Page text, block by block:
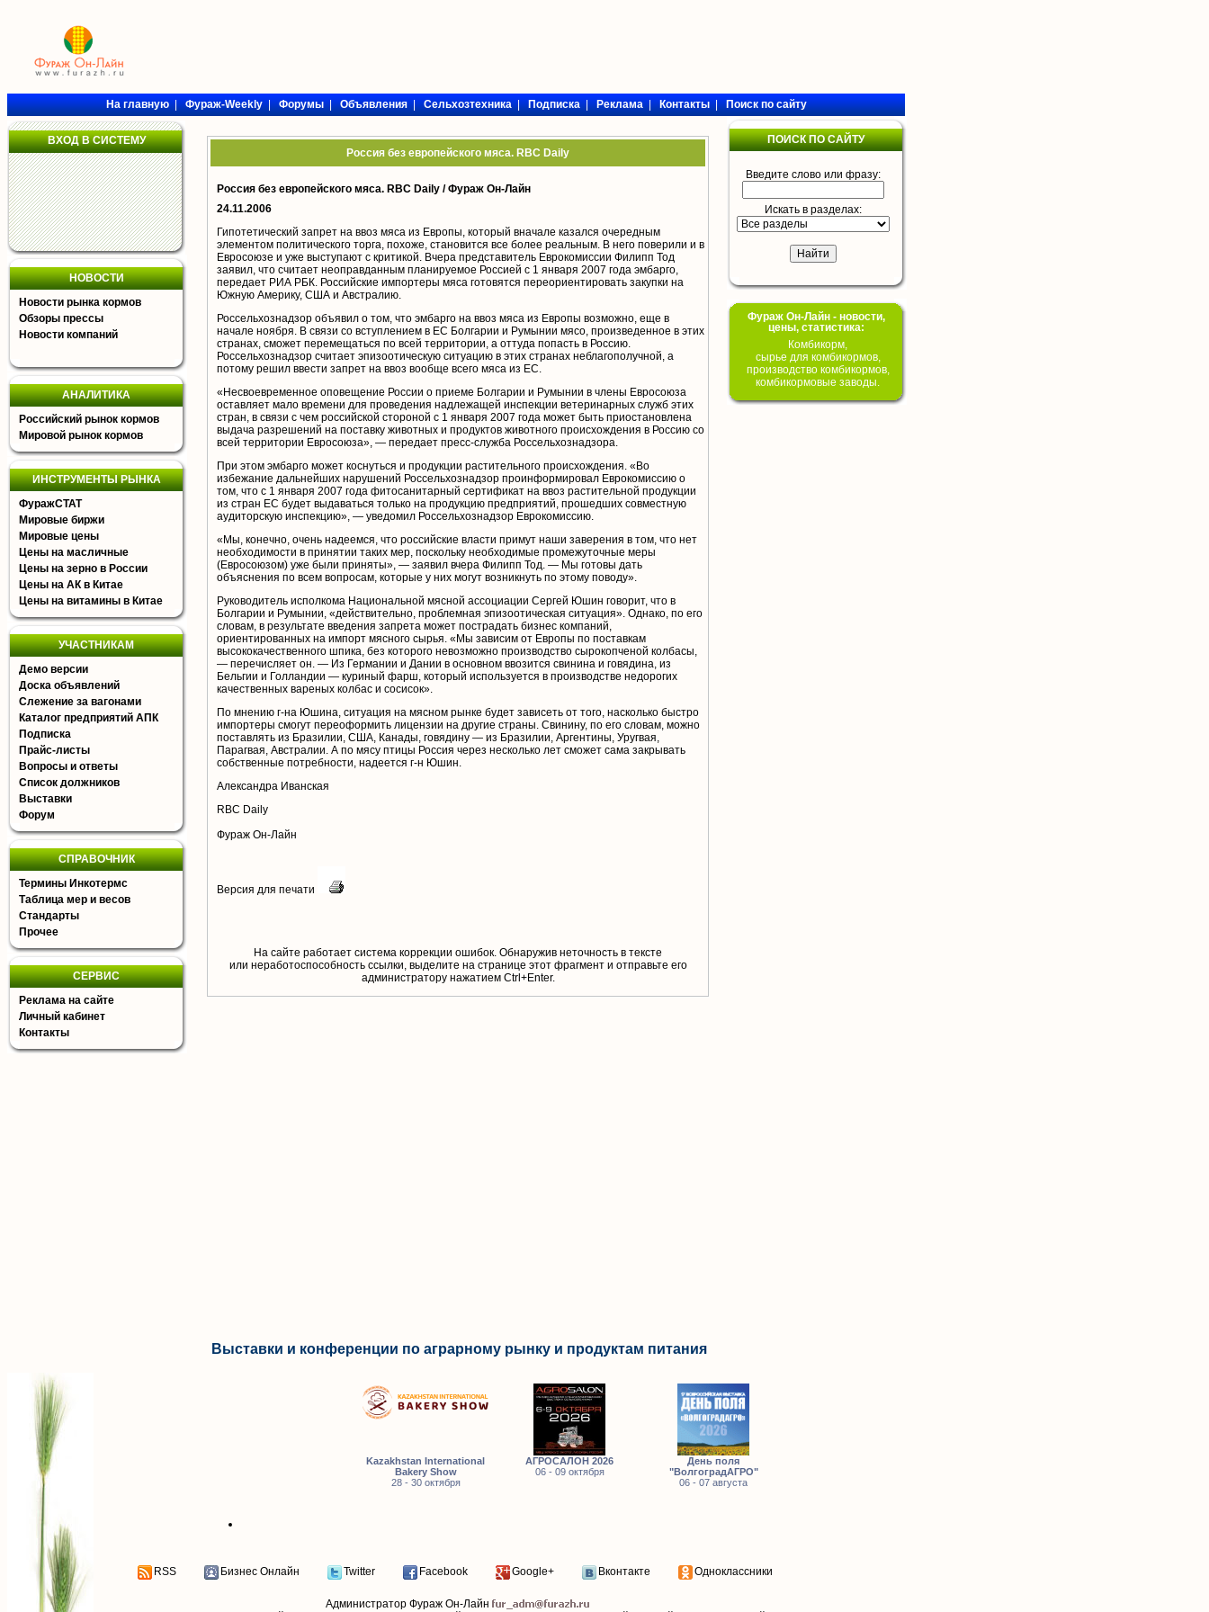
На главную|Фураж-Weekly|Форумы|Объявления|Сельхозтехника|Подписка|Реклама|Контакты|Поиск по сайту
ВХОД В СИСТЕМУ
НОВОСТИ
Новости рынка кормов
Обзоры прессы
Новости компаний
АНАЛИТИКА
Российский рынок кормов
Мировой рынок кормов
ИНСТРУМЕНТЫ РЫНКА
ФуражСТАТ
Мировые биржи
Мировые цены
Цены на масличные
Цены на зерно в России
Цены на АК в Китае
Цены на витамины в Китае
УЧАСТНИКАМ
Демо версии
Доска объявлений
Слежение за вагонами
Каталог предприятий АПК
Подписка
Прайс-листы
Вопросы и ответы
Список должников
Выставки
Форум
СПРАВОЧНИК
Термины Инкотермс
Таблица мер и весов
Стандарты
Прочее
СЕРВИС
Реклама на сайте
Личный кабинет
Контакты
Россия без европейского мяса. RBC Daily
Россия без европейского мяса. RBC Daily /Фураж Он-Лайн
24.11.2006
Гипотетический запрет на ввоз мяса из Европы, который вначале казался очередным
элементом политического торга, похоже, становится все более реальным. В него поверили и в
Евросоюзе и уже выступают с критикой. Вчера представитель Еврокомиссии Филипп Тод
заявил, что считает неоправданным планируемое Россией с 1 января 2007 года эмбарго,
передает РИА РБК. Российские импортеры мяса готовятся переориентировать закупки на
Южную Америку, США и Австралию.
Россельхознадзор объявил о том, что эмбарго на ввоз мяса из Европы возможно, еще в
начале ноября. В связи со вступлением в ЕС Болгарии и Румынии мясо, произведенное в этих
странах, сможет перемещаться по всей территории, а оттуда попасть в Россию.
Россельхознадзор считает эпизоотическую ситуацию в этих странах неблагополучной, а
потому решил ввести запрет на ввоз вообще всего мяса из ЕС.
«Несвоевременное оповещение России о приеме Болгарии и Румынии в члены Евросоюза
оставляет мало времени для проведения надлежащей инспекции ветеринарных служб этих
стран, в связи с чем российской стороной с 1 января 2007 года может быть приостановлена
выдача разрешений на поставку животных и продуктов животного происхождения в Россию со
всей территории Евросоюза», — передает пресс-служба Россельхознадзора.
При этом эмбарго может коснуться и продукции растительного происхождения. «Во
избежание дальнейших нарушений Россельхознадзор проинформировал Еврокомиссию о
том, что с 1 января 2007 года фитосанитарный сертификат на ввоз растительной продукции
из стран ЕС будет выдаваться только на продукцию предприятий, прошедших совместную
аудиторскую инспекцию», — уведомил Россельхознадзор Еврокомиссию.
«Мы, конечно, очень надеемся, что российские власти примут наши заверения в том, что нет
необходимости в принятии таких мер, поскольку необходимые промежуточные меры
(Евросоюзом) уже были приняты», — заявил вчера Филипп Тод. — Мы готовы дать
объяснения по всем вопросам, которые у них могут возникнуть по этому поводу».
Руководитель исполкома Национальной мясной ассоциации Сергей Юшин говорит, что в
Болгарии и Румынии, «действительно, проблемная эпизоотическая ситуация». Однако, по его
словам, в результате введения запрета может пострадать бизнес компаний,
ориентированных на импорт мясного сырья. «Мы зависим от Европы по поставкам
высококачественного шпика, без которого невозможно производство сырокопченой колбасы,
— перечисляет он. — Из Германии и Дании в основном ввозится свинина и говядина, из
Бельгии и Голландии — куриный фарш, который используется в производстве недорогих
качественных вареных колбас и сосисок».
По мнению г-на Юшина, ситуация на мясном рынке будет зависеть от того, насколько быстро
импортеры смогут переоформить лицензии на другие страны. Свинину, по его словам, можно
поставлять из Бразилии, США, Канады, говядину — из Бразилии, Аргентины, Уругвая,
Парагвая, Австралии. А по мясу птицы Россия через несколько лет сможет сама закрывать
собственные потребности, надеется г-н Юшин.
Александра Иванская
RBC Daily
Фураж Он-Лайн
Версия для печати
На сайте работает система коррекции ошибок. Обнаружив неточность в тексте
или неработоспособность ссылки, выделите на странице этот фрагмент и отправьте его
aдминистратору нажатием Ctrl+Enter.
ПОИСК ПО САЙТУ
Введите слово или фразу:
Искать в разделах:
Фураж Он-Лайн - новости,
цены, статистика:
Комбикорм,
сырье для комбикормов,
производство комбикормов,
комбикормовые заводы.
Выставки и конференции по аграрному рынку и продуктам питания
Kazakhstan International
Bakery Show
28 - 30 октября
АГРОСАЛОН 2026
06 - 09 октября
День поля
"ВолгоградАГРО"
06 - 07 августа
RSS Бизнес Онлайн Twitter Facebook Google+ Вконтакте Одноклассники
Администратор Фураж Он-Лайн